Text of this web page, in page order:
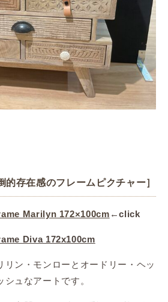
的存在感のフレームピクチャー］
Marilyn 172×100cm ←click
Diva 172x100cm
リン・モンローとオードリー・ヘッ
ュなアートです。